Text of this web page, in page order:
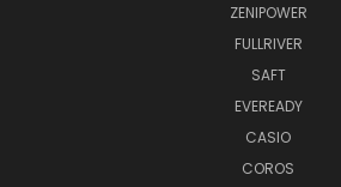
ZENIPOWER
FULLRIVER
SAFT
EVEREADY
CASIO
COROS